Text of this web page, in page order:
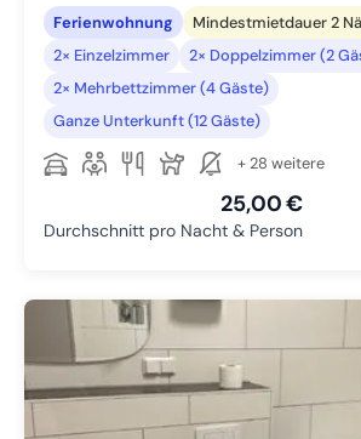
Ferienwohnung
Mindestmietdauer 2
2× Einzelzimmer
2× Doppelzimmer (2
2× Mehrbettzimmer (4 Gäste)
Ganze Unterkunft (12 Gäste)
+ 28 weitere
25,00 €
Durchschnitt pro Nacht & Person